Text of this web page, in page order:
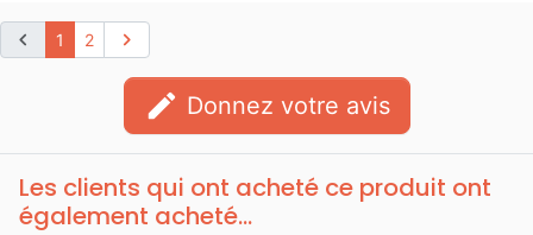
chevron_left 1 2 chevron_right
edit Donnez votre avis
Les clients qui ont acheté ce produit ont
également acheté...